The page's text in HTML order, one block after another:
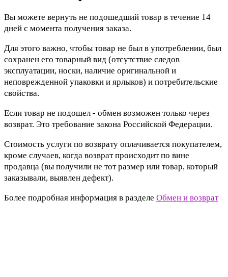
Вы можете вернуть не подошедший товар в течение 14
дней с момента получения заказа.
Для этого важно, чтобы товар не был в употреблении, был
сохранен его товарный вид (отсутствие следов
эксплуатации, носки, наличие оригинальной и
неповрежденной упаковки и ярлыков) и потребительские
свойства.
Если товар не подошел - обмен возможен только через
возврат. Это требование закона Российской Федерации.
Стоимость услуги по возврату оплачивается покупателем,
кроме случаев, когда возврат происходит по вине
продавца (вы получили не тот размер или товар, который
заказывали, выявлен дефект).
Более подробная информация в разделе Обмен и возврат